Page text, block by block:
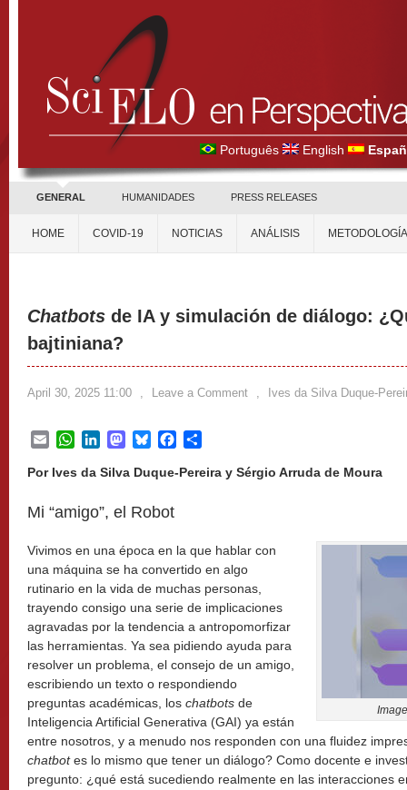
Português English
GENERAL HUMANIDADES PRESS RELEASES
HOME COVID-19 NOTICIAS ANÁLISIS METODOLOGÍA
Chatbots de IA y simulación de diálogo:
bajtiniana?
April 30, 2025 11:00 , Leave a Comment , Ives da Silva Duque-
EmailWhatsApp
LinkedInMastodon
BlueskyFacebook
Por Ives da Silva Duque-Pereira y Sérgio Arruda de Moura
Mi “amigo”, el Robot
Vivimos en una época en la que hablar con
una máquina se ha convertido en algo
rutinario en la vida de muchas personas,
trayendo consigo una serie de implicaciones
agravadas por la tendencia a antropomorfizar
las herramientas. Ya sea pidiendo ayuda para
resolver un problema, el consejo de un amigo,
escribiendo un texto o respondiendo
preguntas académicas, los chatbots de
Inteligencia Artificial Generativa (GAI) ya están
entre nosotros, y a menudo nos responden con una fluidez
chatbotes lo mismo que tener un diálogo? Como docente e
pregunto: ¿qué está sucediendo realmente en las interacciones